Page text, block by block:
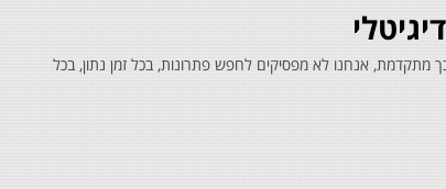
מתקדמת, אנחנו לא מפסיקים לחפש פתרונות, בכל זמן נתון, בכל